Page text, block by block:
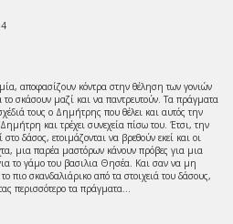
αποφασίζουν κόντρα στην θέληση των γονιών
σκάσουν μαζί και να παντρευτούν. Τα πράγματα
τους ο Δημήτρης που θέλει και αυτός την
και τρέχει συνεχεία πίσω του. Έτσι, την
δάσος, ετοιμάζονται να βρεθούν εκεί και οι
μια παρέα μαστόρων κάνουν πρόβες για μια
το γάμο του βασιλια Θησέα. Και σαν να μη
πιο σκανδαλιάρικο από τα στοιχειά του δάσους,
περισσότερο τα πράγματα...